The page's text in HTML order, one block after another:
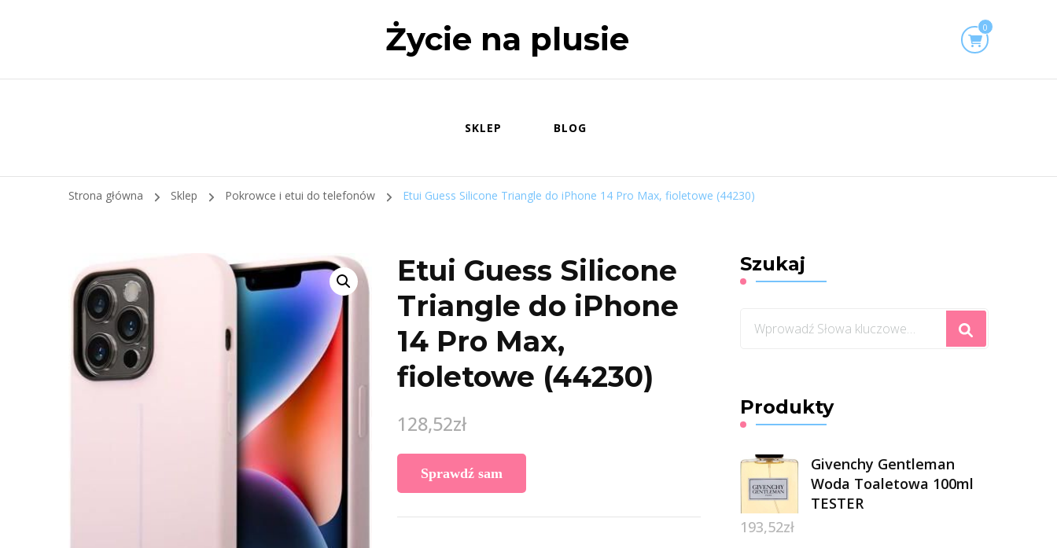
Życie na plusie 0
SKLEP BLOG
Strona główna Sklep Pokrowce i etui do telefonów Etui Guess Silicone Triangle do iPhone 14 Pro Max, fioletowe (44230)
Etui Guess Silicone
Triangle do iPhone
14 Pro Max,
fioletowe (44230)
128,52zł
Sprawdź sam
Szukaj
Szukasz
Produkty
Givenchy Gentleman
Woda Toaletowa 100ml
TESTER
193,52zł